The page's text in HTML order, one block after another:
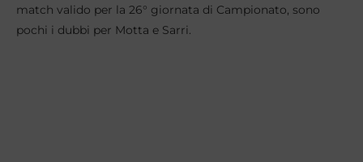
match valido per la 26° giornata di Campionato, sono
pochi i dubbi per Motta e Sarri.